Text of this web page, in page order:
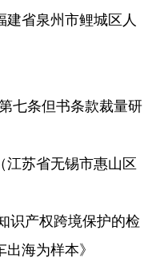
省泉州市鲤城区人
条但书条款裁量研
苏省无锡市惠山区
产权跨境保护的检
海为样本》